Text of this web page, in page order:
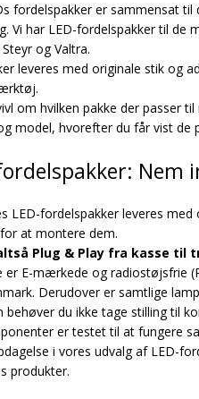
fordelspakker er sammensat
Vi har LED-fordelspakker til de
og Valtra.
leveres med originale stik og
om hvilken pakke der passer
model, hvorefter du får vist de
Nem
LED-fordelspakker leveres
at montere dem.
Plug & Play fra kasse til
er E-mærkede og radiostøjsfrie
Derudover er samtlige
behøver du ikke tage stilling til
er testet til at fungere
i vores udvalg af LED-
produkter.